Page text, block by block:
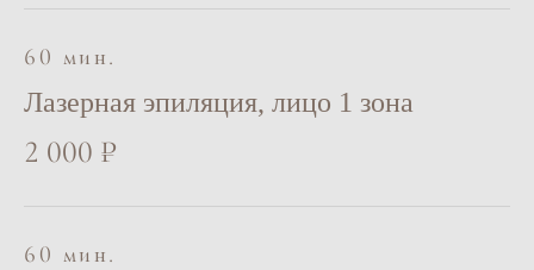
60 мин.
Лазерная эпиляция, лицо 1 зона
2 000 ₽
60 мин.
COSMOMED CLINIC